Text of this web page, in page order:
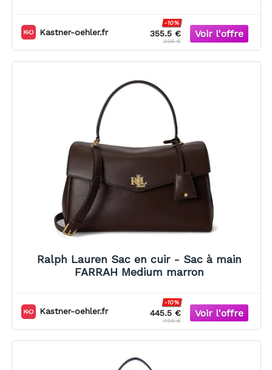
Kastner-oehler.fr 355.5 €
-10%
395 €
Ralph Lauren Sac en cuir - Sac à main
FARRAH Medium marron
Kastner-oehler.fr 445.5 €
-10%
495 €